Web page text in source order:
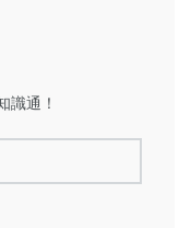
識通！